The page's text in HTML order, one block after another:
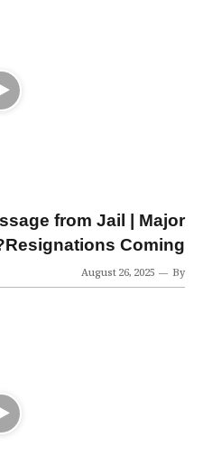
from Jail | Major
Resignations Coming?
August 26, 2025 By